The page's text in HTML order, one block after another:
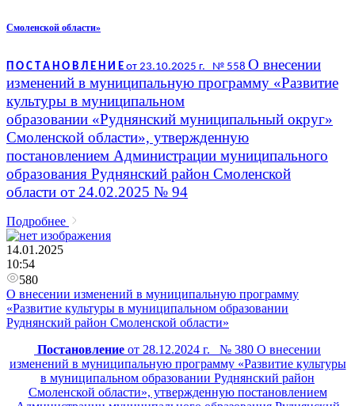
Смоленской области»
П О С Т А Н О В Л Е Н И Е от 23.10.2025 г. № 558 О внесении
изменений в муниципальную программу «Развитие
культуры в муниципальном
образовании «Руднянский муниципальный округ»
Смоленской области», утвержденную
постановлением Администрации муниципального
образования Руднянский район Смоленской
области от 24.02.2025 №­­­­­­­­ 94
Подробнее
14.01.2025
10:54
580
О внесении изменений в муниципальную программу
«Развитие культуры в муниципальном образовании
Руднянский район Смоленской области»
Постановление от 28.12.2024 г. № 380 О внесении
изменений в муниципальную программу «Развитие культуры
в муниципальном образовании Руднянский район
Смоленской области», утвержденную постановлением